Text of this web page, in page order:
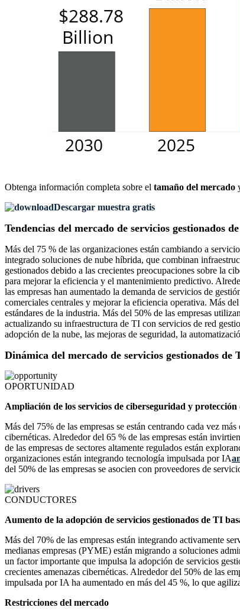
Obtenga información completa sobre el tamaño del mercado
Descargar muestra gratis
Tendencias del mercado de servicios gestionados
Más del 75 % de las organizaciones están cambiando a
integrado soluciones de nube híbrida, que combinan
gestionados debido a las crecientes preocupaciones sobre la
para mejorar la eficiencia y el mantenimiento predictivo.
las empresas han aumentado la demanda de servicios de
comerciales centrales y mejorar la eficiencia operativa. Más
estándares de la industria. Más del 50% de las empresas
actualizando su infraestructura de TI con servicios de red
adopción de la nube, las mejoras de seguridad, la
Dinámica del mercado de servicios gestionados de
OPORTUNIDAD
Ampliación de los servicios de ciberseguridad y protección
Más del 75% de las empresas se están centrando cada vez
cibernéticas. Alrededor del 65 % de las empresas están
de las empresas de sectores altamente regulados están
organizaciones están integrando tecnología impulsada por IA
del 50% de las empresas se asocien con proveedores de
CONDUCTORES
Aumento de la adopción de servicios gestionados de TI
Más del 70% de las empresas están integrando activamente
medianas empresas (PYME) están migrando a soluciones
un factor importante que impulsa la adopción de servicios
crecientes amenazas cibernéticas. Alrededor del 50% de las
impulsada por IA ha aumentado en más del 45 %, lo que
Restricciones del mercado